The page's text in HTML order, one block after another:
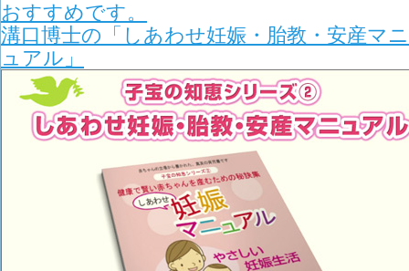
おすすめです。
溝口博士の「​し​あ​わ​せ​妊​娠​・​胎​教​・​安​産​マ​ニ​
ュ​ア​ル​」